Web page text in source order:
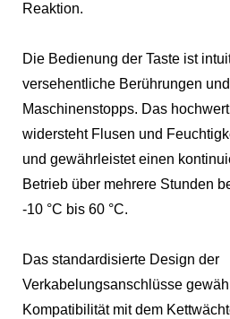
Reaktion.
Die Bedienung der Taste ist
versehentliche Berührungen
Maschinenstopps. Das
widersteht Flusen und
und gewährleistet einen
Betrieb über mehrere Stunden
-10 °C bis 60 °C.
Das standardisierte Design der
Verkabelungsanschlüsse
Kompatibilität mit dem